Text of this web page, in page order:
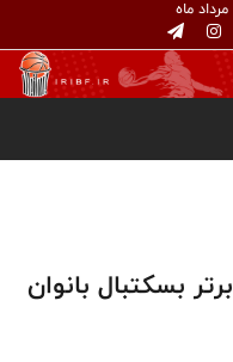
ماه
بسکتبال بانوان